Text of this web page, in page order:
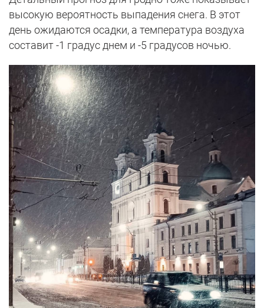
высокую вероятность выпадения снега. В этот
день ожидаются осадки, а температура воздуха
составит -1 градус днем и -5 градусов ночью.